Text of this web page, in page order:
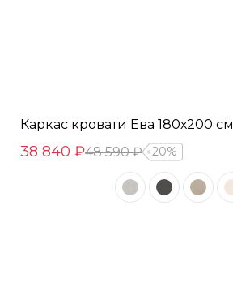
Каркас кровати Ева 180х200 см
38 840 ₽48 590 ₽ 20%